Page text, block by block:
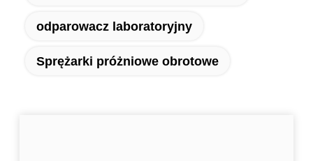
odparowacz laboratoryjny
Sprężarki próżniowe obrotowe